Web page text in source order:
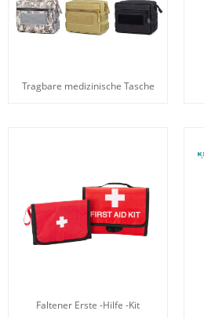
Tragbare medizinische Tasche
Faltener Erste -Hilfe -Kit